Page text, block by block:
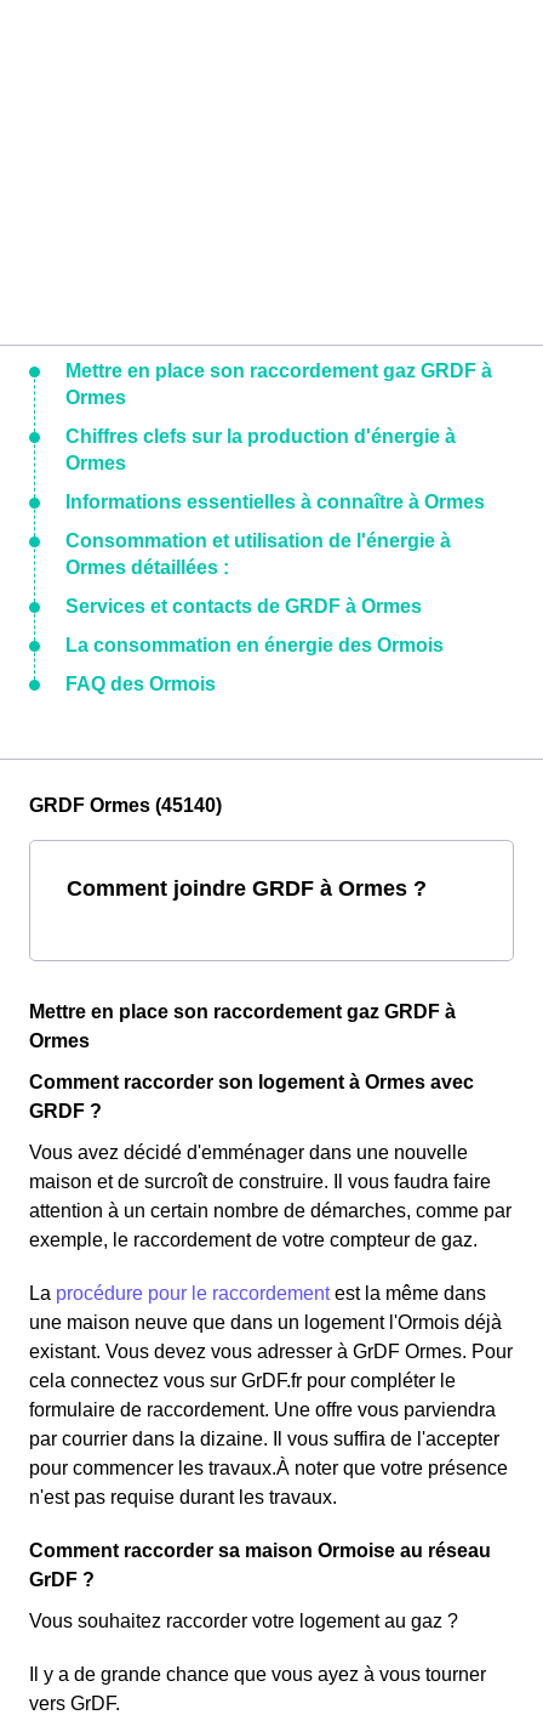
Mettre en place son raccordement gaz GRDF à
Ormes
Chiffres clefs sur la production d'énergie à
Ormes
Informations essentielles à connaître à Ormes
Consommation et utilisation de l'énergie à
Ormes détaillées :
Services et contacts de GRDF à Ormes
La consommation en énergie des Ormois
FAQ des Ormois
GRDF Ormes (45140)
Comment joindre GRDF à Ormes ?
Mettre en place son raccordement gaz GRDF à
Ormes
Comment raccorder son logement à Ormes avec
GRDF ?
Vous avez décidé d'emménager dans une nouvelle
maison et de surcroît de construire. Il vous faudra faire
attention à un certain nombre de démarches, comme par
exemple, le raccordement de votre compteur de gaz.
La procédure pour le raccordementest la même dans
une maison neuve que dans un logement l'Ormois déjà
existant. Vous devez vous adresser à GrDF Ormes. Pour
cela connectez vous sur GrDF.fr pour compléter le
formulaire de raccordement. Une offre vous parviendra
par courrier dans la dizaine. Il vous suffira de l'accepter
pour commencer les travaux.À noter que votre présence
n'est pas requise durant les travaux.
Comment raccorder sa maison Ormoise au réseau
GrDF ?
Vous souhaitez raccorder votre logement au gaz ?
Il y a de grande chance que vous ayez à vous tourner
vers GrDF.